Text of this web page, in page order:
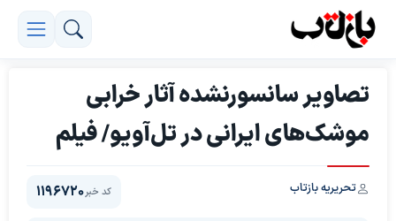
تصاویر سانسورنشده آثار خرابی
موشک‌های ایرانی در تل‌آویو/ فیلم
تحریریه بازتاب کد خبر1196720